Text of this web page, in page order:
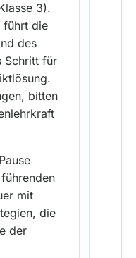
3).
führt die
des
Schritt für
bitten
mit
die
der